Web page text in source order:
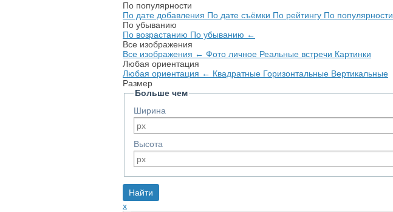
По популярности
По дате добавления По дате съёмки По рейтингу По популярности
По убыванию
По возрастанию По убыванию ←
Все изображения
Все изображения ← Фото личное Реальные встречи Картинки
Любая ориентация
Любая ориентация ← Квадратные Горизонтальные Вертикальные
Размер
Больше чем
Ширина
Высота
x